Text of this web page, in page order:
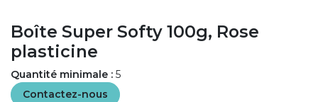
Boîte Super Softy 100g, Rose
plasticine
Quantité minimale : 5
Contactez-nous